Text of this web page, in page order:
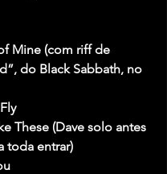
Mine (com riff de
do Black Sabbath, no
These (Dave solo antes
toda entrar)